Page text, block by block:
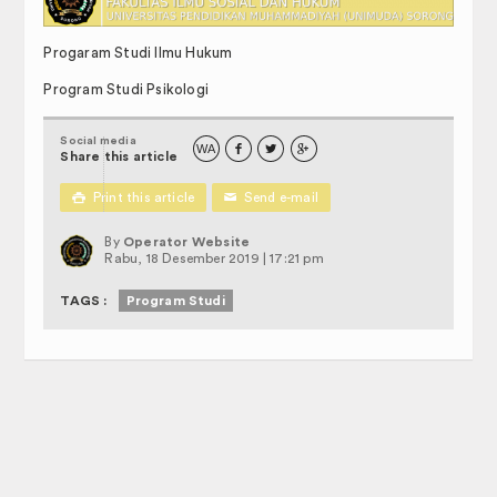
JADWAL PERKULIAHAN
FORM PENGAJUAN MAHASISWA
Profil
Selayang Pandang
Visi & Misi
Sasaran dan Tujuan
Akademik Perkuliahan
Progaram Studi Ilmu Hukum
Program Studi Psikologi
Social media
Share this article
WA   
 Print this article ✉ Send e-mail
By Operator Website
Rabu, 18 Desember 2019 | 17:21 pm
TAGS : Program Studi